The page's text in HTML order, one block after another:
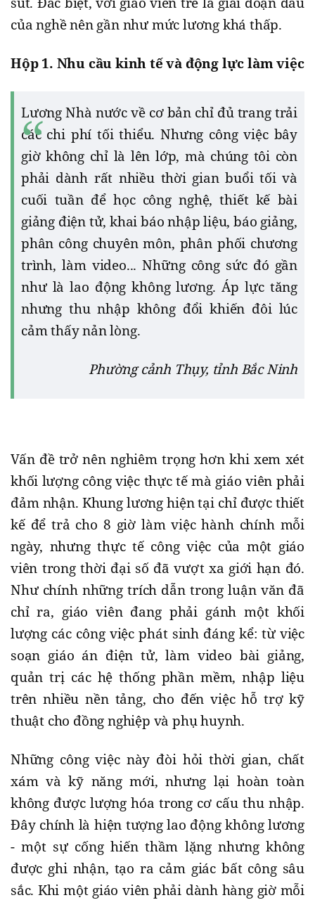
của nghề nên gần như mức lương khá thấp.
Hộp 1. Nhu cầu kinh tế và động lực làm việc
Lương Nhà nước về cơ bản chỉ đủ trang trải
các chi phí tối thiểu. Nhưng công việc bây
giờ không chỉ là lên lớp, mà chúng tôi còn
phải dành rất nhiều thời gian buổi tối và
cuối tuần để học công nghệ, thiết kế bài
giảng điện tử, khai báo nhập liệu, báo giảng,
phân công chuyên môn, phân phối chương
trình, làm video... Những công sức đó gần
như là lao động không lương. Áp lực tăng
nhưng thu nhập không đổi khiến đôi lúc
cảm thấy nản lòng.
Phường cảnh Thụy, tỉnh Bắc Ninh
Vấn đề trở nên nghiêm trọng hơn khi xem xét
khối lượng công việc thực tế mà giáo viên phải
đảm nhận. Khung lương hiện tại chỉ được thiết
kế để trả cho 8 giờ làm việc hành chính mỗi
ngày, nhưng thực tế công việc của một giáo
viên trong thời đại số đã vượt xa giới hạn đó.
Như chính những trích dẫn trong luận văn đã
chỉ ra, giáo viên đang phải gánh một khối
lượng các công việc phát sinh đáng kể: từ việc
soạn giáo án điện tử, làm video bài giảng,
quản trị các hệ thống phần mềm, nhập liệu
trên nhiều nền tảng, cho đến việc hỗ trợ kỹ
thuật cho đồng nghiệp và phụ huynh.
Những công việc này đòi hỏi thời gian, chất
xám và kỹ năng mới, nhưng lại hoàn toàn
không được lượng hóa trong cơ cấu thu nhập.
Đây chính là hiện tượng lao động không lương
- một sự cống hiến thầm lặng nhưng không
được ghi nhận, tạo ra cảm giác bất công sâu
sắc. Khi một giáo viên phải dành hàng giờ mỗi